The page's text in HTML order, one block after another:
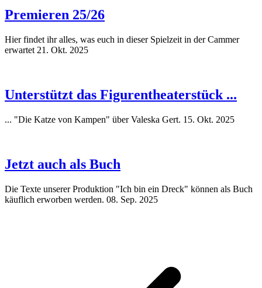
Premieren 25/26
Hier findet ihr alles, was euch in dieser Spielzeit in der Cammer
erwartet 21. Okt. 2025
Unterstützt das Figurentheaterstück ...
... "Die Katze von Kampen" über Valeska Gert. 15. Okt. 2025
Jetzt auch als Buch
Die Texte unserer Produktion "Ich bin ein Dreck" können als Buch
käuflich erworben werden. 08. Sep. 2025